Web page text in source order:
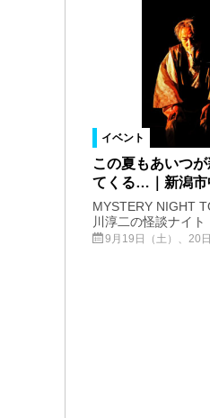
イベント
この夏もあいつ
てくる…｜新潟市
MYSTERY NIGHT
川淳二の怪談ナイト
9月19日（土）、20日